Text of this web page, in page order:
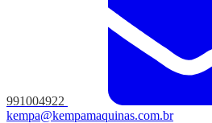
991004922
kempa@kempamaquinas.com.br